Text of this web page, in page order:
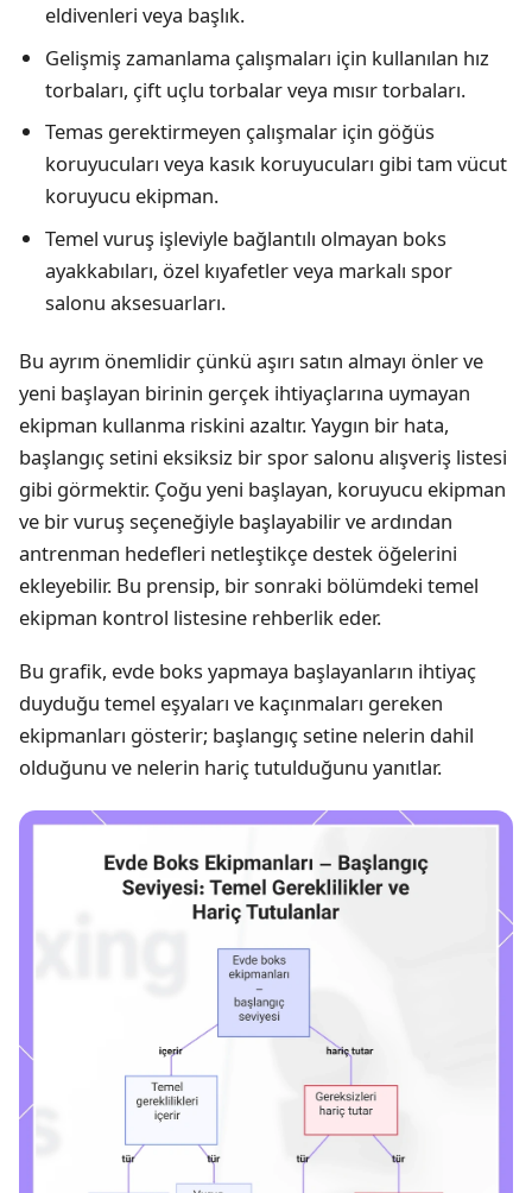
eldivenleri veya başlık.
Gelişmiş zamanlama çalışmaları için kullanılan hız
torbaları, çift uçlu torbalar veya mısır torbaları.
Temas gerektirmeyen çalışmalar için göğüs
koruyucuları veya kasık koruyucuları gibi tam vücut
koruyucu ekipman.
Temel vuruş işleviyle bağlantılı olmayan boks
ayakkabıları, özel kıyafetler veya markalı spor
salonu aksesuarları.
Bu ayrım önemlidir çünkü aşırı satın almayı önler ve
yeni başlayan birinin gerçek ihtiyaçlarına uymayan
ekipman kullanma riskini azaltır. Yaygın bir hata,
başlangıç setini eksiksiz bir spor salonu alışveriş listesi
gibi görmektir. Çoğu yeni başlayan, koruyucu ekipman
ve bir vuruş seçeneğiyle başlayabilir ve ardından
antrenman hedefleri netleştikçe destek öğelerini
ekleyebilir. Bu prensip, bir sonraki bölümdeki temel
ekipman kontrol listesine rehberlik eder.
Bu grafik, evde boks yapmaya başlayanların ihtiyaç
duyduğu temel eşyaları ve kaçınmaları gereken
ekipmanları gösterir; başlangıç setine nelerin dahil
olduğunu ve nelerin hariç tutulduğunu yanıtlar.